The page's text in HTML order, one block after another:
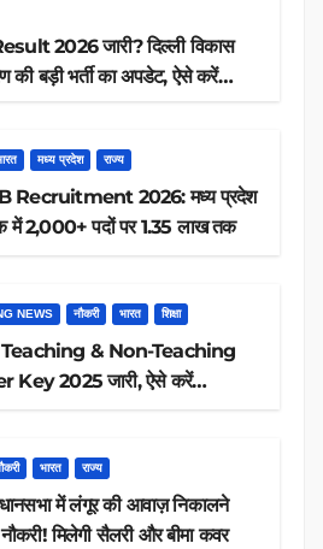
2026 जारी? दिल्ली विकास
की बड़ी भर्ती का अपडेट, ऐसे करें
मध्य प्रदेश राज्य
Recruitment 2026: मध्य प्रदेश
में 2,000+ पदों पर 1.35 लाख तक
NEWS नौकरी भारत शिक्षा
Teaching & Non-Teaching
Key 2025 जारी, ऐसे करें
भारत राज्य
में लंगूर की आवाज़ निकालने
वालों को नौकरी! मिलेगी सैलरी और बीमा कवर